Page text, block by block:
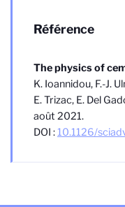
Référence
The physics of
K. Ioannidou, F.-J.
E. Trizac, E. Del
août 2021.
DOI :10.1126/